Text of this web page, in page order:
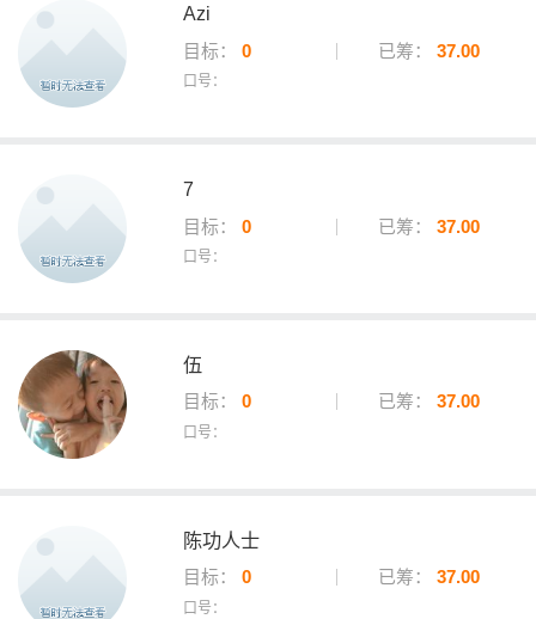
Azi
目标： 0 已筹： 37.00
口号：
7
目标： 0 已筹： 37.00
口号：
伍
目标： 0 已筹： 37.00
口号：
陈功人士
目标： 0 已筹： 37.00
口号：